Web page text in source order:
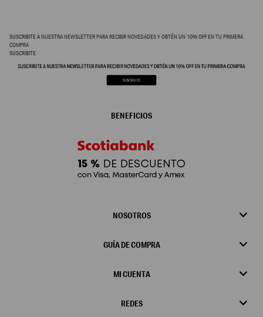
SUSCRIBITE A NUESTRA NEWSLETTER PARA RECIBIR NOVEDADES Y OBTÉN UN 10% OFF EN TU PRIMERA
COMPRA
SUSCRIBITE
NOSOTROS
GUÍA DE COMPRA
MI CUENTA
REDES
BENEFICIOS